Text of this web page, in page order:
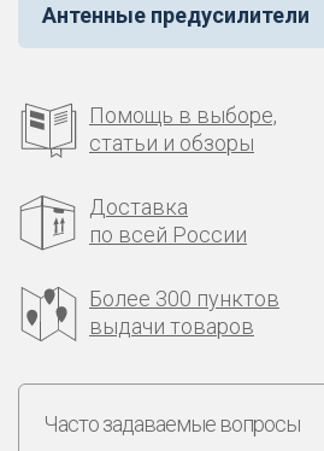
Антенные предусилители
Помощь в выборе,
статьи и обзоры
Доставка
по всей России
Более 300 пунктов
выдачи товаров
Часто задаваемые вопросы